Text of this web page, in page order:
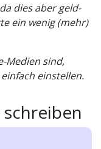
dies aber geld-
ein wenig (mehr)
Medien sind,
einstellen.